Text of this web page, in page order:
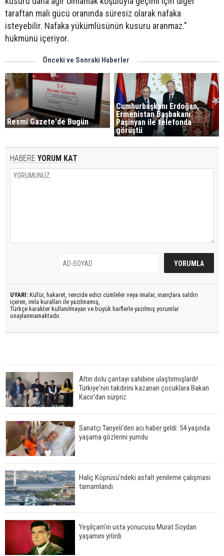
taraftan mali gücü oranında süresiz olarak nafaka
isteyebilir. Nafaka yükümlüsünün kusuru aranmaz."
hükmünü içeriyor.
Önceki ve Sonraki Haberler
Resmi Gazete'de Bugün
Cumhurbaşkanı Erdoğan,
Ermenistan Başbakanı
Paşinyan ile telefonda
görüştü
HABERE YORUM KAT
UYARI: Küfür, hakaret, rencide edici cümleler veya imalar, inançlara saldırı
içeren, imla kuralları ile yazılmamış,
Türkçe karakter kullanılmayan ve büyük harflerle yazılmış yorumlar
onaylanmamaktadır.
Altın dolu çantayı sahibine ulaştırmışlardı!
Türkiye'nin takdirini kazanan çocuklara Bakan
Kacır'dan sürpriz
Sanatçı Tanyeli'den acı haber geldi: 54 yaşında
yaşama gözlerini yumdu
Haliç Köprüsü'ndeki asfalt yenileme çalışması
tamamlandı
Yeşilçam'ın usta yonucusu Murat Soydan
yaşamını yitirdi